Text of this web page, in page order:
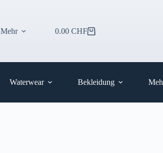
Mehr Warenkorb
0.00 CHF
Waterwear Bekleidung